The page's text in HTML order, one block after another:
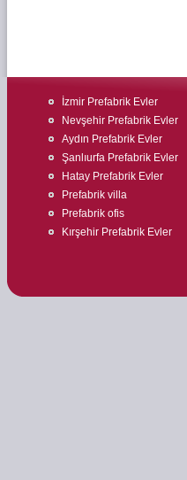
İzmir Prefabrik Evler
Nevşehir Prefabrik Evler
Aydın Prefabrik Evler
Şanlıurfa Prefabrik Evler
Hatay Prefabrik Evler
Prefabrik villa
Prefabrik ofis
Kırşehir Prefabrik Evler